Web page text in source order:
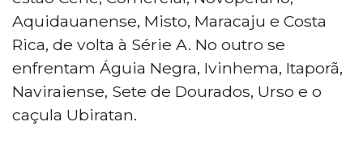
Aquidauanense, Misto, Maracaju e Costa
Rica, de volta à Série A. No outro se
enfrentam Águia Negra, Ivinhema, Itaporã,
Naviraiense, Sete de Dourados, Urso e o
caçula Ubiratan.